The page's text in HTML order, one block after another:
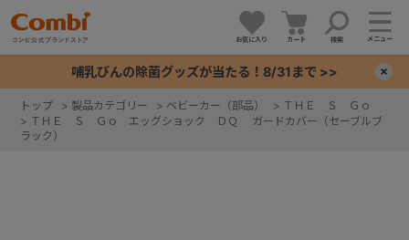
お気に入り カート 検索 メニュー
哺乳びんの除菌グッズが当たる！8/31まで >>
トップ > 製品カテゴリー > ベビーカー（部品） > ＴＨＥ Ｓ Ｇｏ
> ＴＨＥ Ｓ Ｇｏ エッグショック ＤＱ ガードカバー（セーブルブ
ラック）